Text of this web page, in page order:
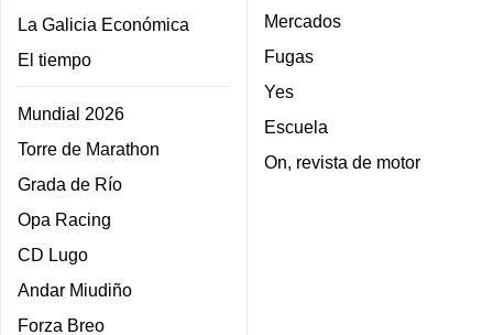
La Galicia Económica
El tiempo
Mundial 2026
Torre de Marathon
Grada de Río
Opa Racing
CD Lugo
Andar Miudiño
Forza Breo
Mercados
Fugas
Yes
Escuela
On, revista de motor